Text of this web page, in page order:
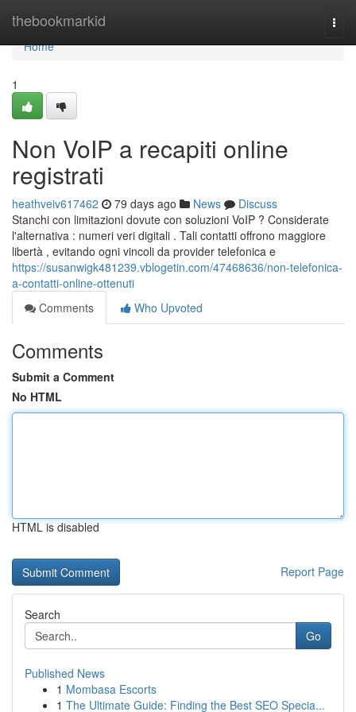
thebookmarkid
Home
Home
1
Non VoIP a recapiti online
registrati
heathveiv617462 79 days ago News
Discuss
Stanchi con limitazioni dovute con soluzioni VoIP ? Considerate
l'alternativa : numeri veri digitali . Tali contatti offrono maggiore
libertà , evitando ogni vincoli da provider telefonica e
https://susanwigk481239.vblogetin.com/47468636/non-telefonica-
a-contatti-online-ottenuti
Comments
Who Upvoted
Comments
Submit a Comment
No HTML
HTML is disabled
Report Page
Search
Go
Published News
1 Mombasa Escorts
1 The Ultimate Guide: Finding the Best SEO Specia...